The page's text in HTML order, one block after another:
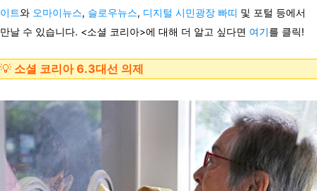
이트와 오마이뉴스, 슬로우뉴스, 디지털 시민광장 빠띠 및 포털 등에서
만날 수 있습니다. <소셜 코리아>에 대해 더 알고 싶다면 여기를 클릭!
💡 소셜 코리아 6.3대선 의제